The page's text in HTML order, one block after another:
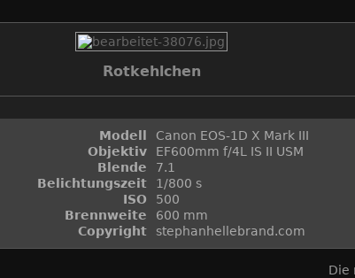
Rotkehlchen
Modell
Canon EOS-1D X Mark III
Objektiv
EF600mm f/4L IS II USM
Blende
7.1
Belichtungszeit
1/800 s
ISO
500
Brennweite
600 mm
Copyright
stephanhellebrand.com
Die